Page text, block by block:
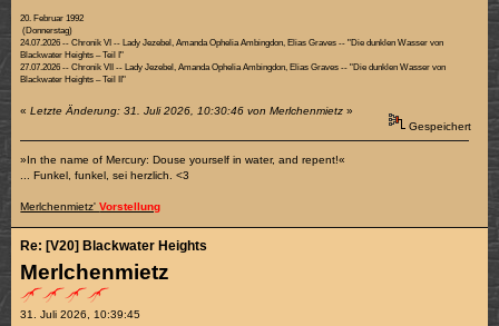
20. Februar 1992
(Donnerstag)
24.07.2026 -- Chronik VI -- Lady Jezebel, Amanda Ophelia Ambingdon, Elias Graves -- "Die dunklen Wasser von
Blackwater Heights – Teil I"
27.07.2026 -- Chronik VII -- Lady Jezebel, Amanda Ophelia Ambingdon, Elias Graves -- "Die dunklen Wasser von
Blackwater Heights – Teil II"
«Letzte Änderung: 31. Juli 2026, 10:30:46 von Merlchenmietz »
Gespeichert
»In the name of Mercury: Douse yourself in water, and repent!«
... Funkel, funkel, sei herzlich. <3
Merlchenmietz'Vorstellung
Merlchenmietz
31. Juli 2026, 10:39:45
Re: [V20] Blackwater Heights